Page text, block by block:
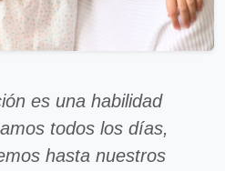
es una habilidad
todos los días,
hasta nuestros